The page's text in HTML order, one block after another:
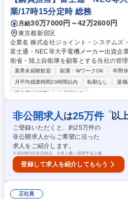
業/17時15分定時 総務
月給30万7000円～42万2600円
東京都新宿区
企業名 株式会社ジョイント・システムズ・サービス 求人
富士通・NEC等大手電機メーカー出資企業/17時15
衛省・陸上自衛隊を顧客とする当社の管
たします。メイン業務は購買業務となり
お任せいたします。 ■物・購買業務（内容確認、買付、交渉、調整、購入
依頼～支払迄） ■人・購買業務（派遣者
他 ┗総務：電話受付、イベント（創立記
発注、郵便、新聞受取 募集職種 【購買担当】富士通・NEC等大手電機メ
ーカー出資企業/17時15分定時
業界未経験歓迎 副業・WワークOK 年間
月平均残業時間20時間以内
転勤なし 退職
完全週休2日制
土日祝休み
非公開求人 は25万件 ※以
ご登録いただくと、約25万件の
非公開求人からご希望に沿った
求人をご紹介します。
※2026年3月31日時点 ※求人数＝採用予定人数
登録して求人を紹介してもらう
正社員